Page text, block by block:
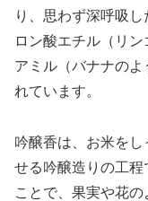
り、思わず深呼吸
ロン酸エチル（リ
アミル（バナナの
れています。
吟醸香は、お米を
せる吟醸造りの工程
ことで、果実や花